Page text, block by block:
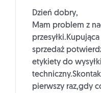
Dzień dobry,
Mam problem z
sprzedaż
etykiety do
pierwszy raz,gdy